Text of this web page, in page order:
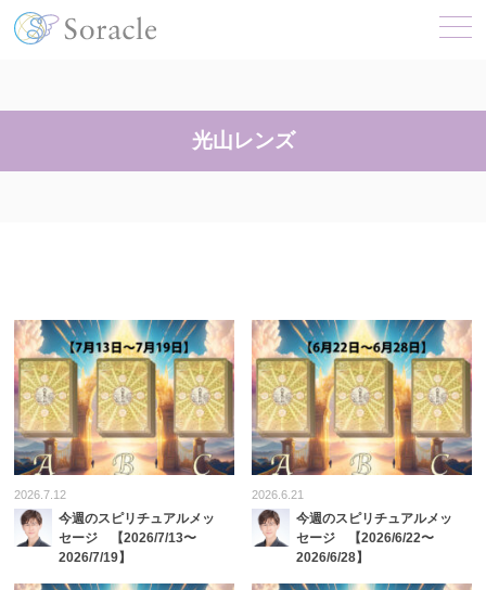
光山レンズ
2026.7.12
今週のスピリチュアルメッ
セージ 【2026/7/13〜
2026/7/19】
2026.6.21
今週のスピリチュアルメッ
セージ 【2026/6/22〜
2026/6/28】